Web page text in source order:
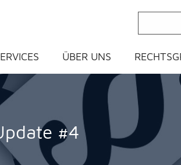
ÜBER UNS
#4